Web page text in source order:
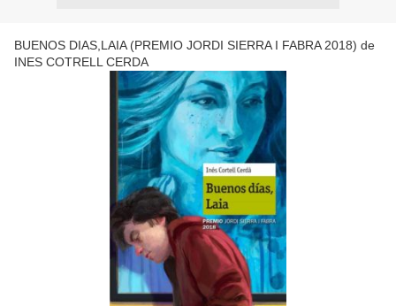
BUENOS DIAS,LAIA (PREMIO JORDI SIERRA I FABRA 2018) de
INES COTRELL CERDA